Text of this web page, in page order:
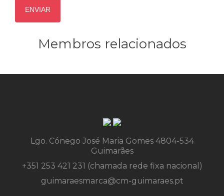
Membros relacionados
Lgo. Cónego José Maria Gomes 4804-534
Guimarães
+351 253 421 231 (chamada rede fixa nacional)
guimaraesmarca@cm-guimaraes.pt